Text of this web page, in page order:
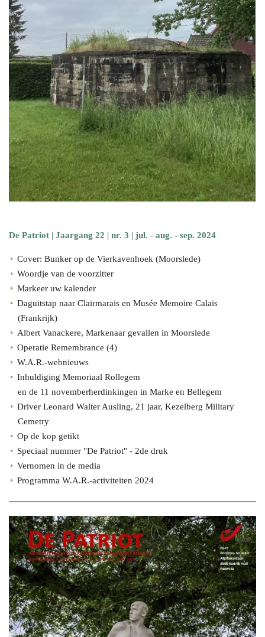
De Patriot | Jaargang 22 | nr. 3 | jul. - aug. - sep. 2024
Cover: Bunker op de Vierkavenhoek (Moorslede)
Woordje van de voorzitter
Markeer uw kalender
Daguitstap naar Clairmarais en Musée Memoire Calais
(Frankrijk)
Albert Vanackere, Markenaar gevallen in Moorslede
Operatie Remembrance (4)
W.A.R.-webnieuws
Inhuldiging Memoriaal Rollegem
en de 11 novemberherdinkingen in Marke en Bellegem
Driver Leonard Walter Ausling, 21 jaar, Kezelberg Military
Cemetry
Op de kop getikt
Speciaal nummer "De Patriot" - 2de druk
Vernomen in de media
Programma W.A.R.-activiteiten 2024